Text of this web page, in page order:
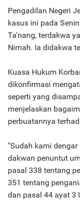
Pengadilan Negeri
kasus ini pada
Ta'nang, terdakwa
Nimah. Ia didakwa
Kuasa Hukum
dikonfirmasi
seperti yang
menjelaskan
perbuatannya
"Sudah kami
dakwan penuntut
pasal 338 tentang
351 tentang
dan pasal 44 ayat 3